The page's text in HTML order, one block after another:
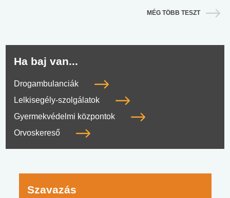
MÉG TÖBB TESZT
Ha baj van...
Drogambulanciák
Lelkisegély-szolgálatok
Gyermekvédelmi központok
Orvoskereső
Szavazás